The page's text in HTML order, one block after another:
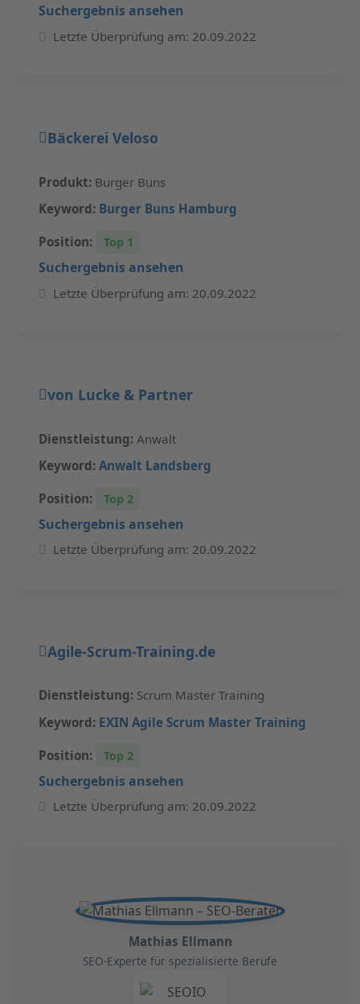
Suchergebnis ansehen
Letzte Überprüfung am: 20.09.2022
Bäckerei Veloso
Produkt: Burger Buns
Keyword: Burger Buns Hamburg
Position: Top 1
Suchergebnis ansehen
Letzte Überprüfung am: 20.09.2022
von Lucke & Partner
Dienstleistung: Anwalt
Keyword: Anwalt Landsberg
Position: Top 2
Suchergebnis ansehen
Letzte Überprüfung am: 20.09.2022
Agile-Scrum-Training.de
Dienstleistung: Scrum Master Training
Keyword: EXIN Agile Scrum Master Training
Position: Top 2
Suchergebnis ansehen
Letzte Überprüfung am: 20.09.2022
Mathias Ellmann
SEO-Experte für spezialisierte Berufe